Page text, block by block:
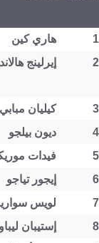
1
هاري كين
2
إيرلينج هالاند
3 كيليان مبابي
4
ديون بيلجو
5
فيدات
6
إيجور تياجو
7
لويس
8
إستيبان